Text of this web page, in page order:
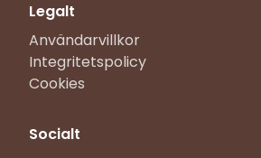
Legalt
Användarvillkor
Integritetspolicy
Cookies
Socialt